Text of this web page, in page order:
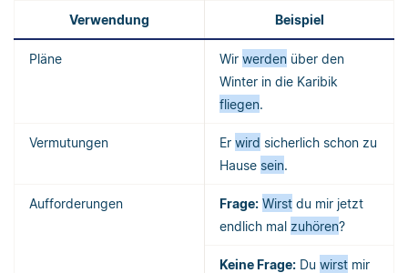
Verwendung Beispiel
Pläne Wir werden über den
Winter in die Karibik
fliegen.
Vermutungen Er wird sicherlich schon zu
Hause sein.
Aufforderungen Frage: Wirst du mir jetzt
endlich mal zuhören?
Keine Frage: Du wirst mir